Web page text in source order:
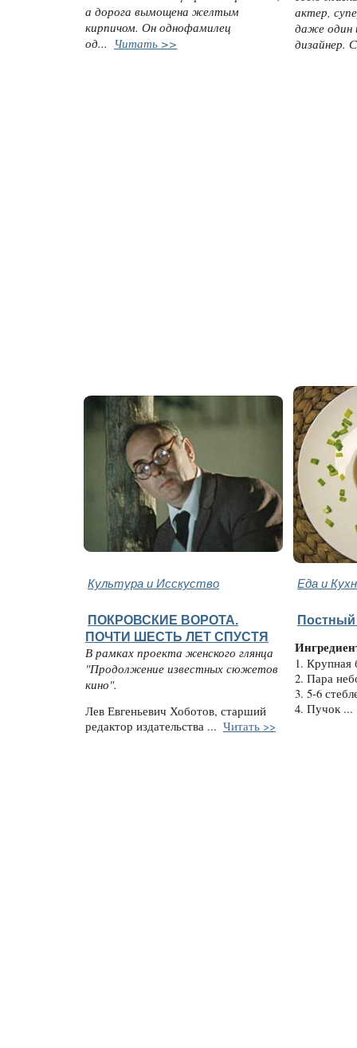
а дорога вымощена желтым
кирпичом. Он однофамилец
од... Читать >>
актер,
даже один
дизайнер.
Культура и Исскуство Еда и
ПОКРОВСКИЕ ВОРОТА.
ПОЧТИ ШЕСТЬ ЛЕТ СПУСТЯ
В рамках проекта женского глянца
"Продолжение известных сюжетов
кино".
Лев Евгеньевич Хоботов, старший
редактор издательства ... Читать >>
1. Крупная
2. Пара
3. 5-6
4. Пучок ...